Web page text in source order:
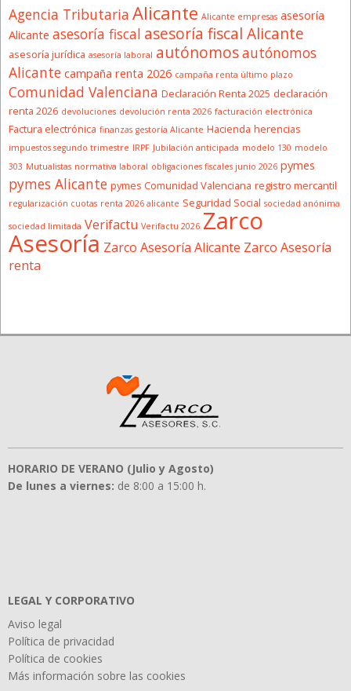
Agencia Tributaria Alicante Alicante empresas asesoría
Alicante asesoría fiscal asesoría fiscal Alicante
asesoría jurídica asesoría laboral autónomosautónomos
Alicante campaña renta 2026 campaña renta último plazo
Comunidad Valenciana Declaración Renta 2025 declaración
renta 2026 devoluciones devolución renta 2026 facturación electrónica
Factura electrónica finanzas gestoría Alicante Hacienda herencias
impuestos segundo trimestre IRPF Jubilación anticipada modelo 130 modelo
303 Mutualistas normativa laboral obligaciones fiscales junio 2026 pymes
pymes Alicante pymes Comunidad Valenciana registro mercantil
regularización cuotas renta 2026 alicante Seguridad Social sociedad anónima
sociedad limitada Verifactu Verifactu 2026 Zarco
Asesoría Zarco Asesoría Alicante Zarco Asesoría
renta
HORARIO DE VERANO (Julio y Agosto)
De lunes a viernes: de 8:00 a 15:00 h.
LEGAL Y CORPORATIVO
Aviso legal
Política de privacidad
Política de cookies
Más información sobre las cookies